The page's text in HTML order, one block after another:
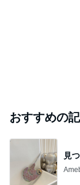
おすすめの
見